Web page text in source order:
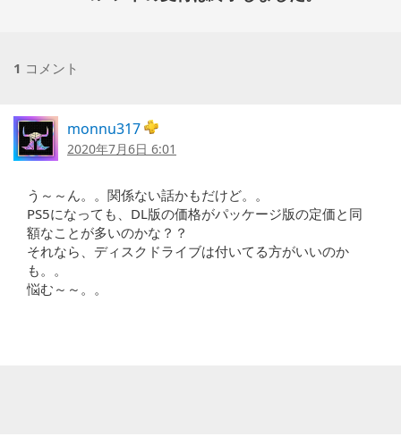
1 コメント
monnu317
2020年7月6日 6:01
う～～ん。。関係ない話かもだけど。。
PS5になっても、DL版の価格がパッケージ版の定価と同
額なことが多いのかな？？
それなら、ディスクドライブは付いてる方がいいのか
も。。
悩む～～。。